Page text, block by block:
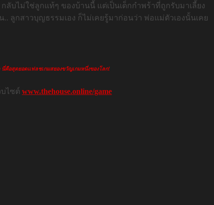
บไม่ใช่ลูกแท้ๆ ของบ้านนี้ แต่เป็นเด็กกำพร้าที่ถูกรับมาเลี้ยง
ลูกสาวบุญธรรมเอง ก็ไม่เคยรู้มาก่อนว่า พ่อแม่ตัวเองนั้นเคย
นี่คือสุดยอดแฟลชเกมสยองขวัญเกมหนึ่งของโลก!
ไซต์ www.thehouse.online/game